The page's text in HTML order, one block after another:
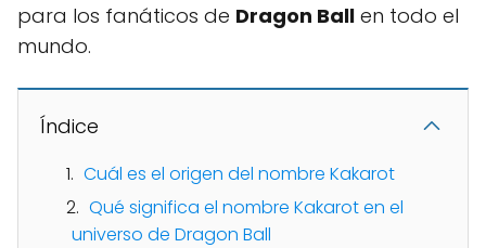
para los fanáticos de Dragon Ball en todo el
mundo.
Índice
Cuál es el origen del nombre Kakarot
Qué significa el nombre Kakarot en el
universo de Dragon Ball